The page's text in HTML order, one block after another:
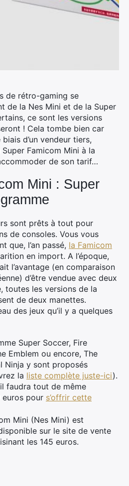
de rétro-gaming se
de la Nes Mini et de la Super
ce sont les versions
! Cela tombe bien car
d’un vendeur tiers,
Famicom Mini à la
de son tarif…
Mini : Super
sont prêts à tout pour
de consoles. Vous vous
que, l’an passé, la Famicom
en import. A l’époque,
l’avantage (en comparaison
d’être vendue avec deux
toutes les versions de la
de deux manettes.
des jeux qu’il y a quelques
Super Soccer, Fire
Emblem ou encore, The
Ninja y sont proposés
la liste complète juste-ici).
faudra tout de même
euros pour s’offrir cette
Mini (Nes Mini) est
sur le site de vente
les 145 euros.